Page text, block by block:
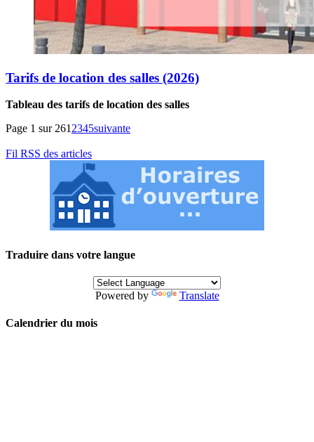
Tarifs de location des salles (2026)
Tableau des tarifs de location des salles
Page 1 sur 261 2345suivante
Fil RSS des articles
Traduire dans votre langue
Powered by Translate
Calendrier du mois